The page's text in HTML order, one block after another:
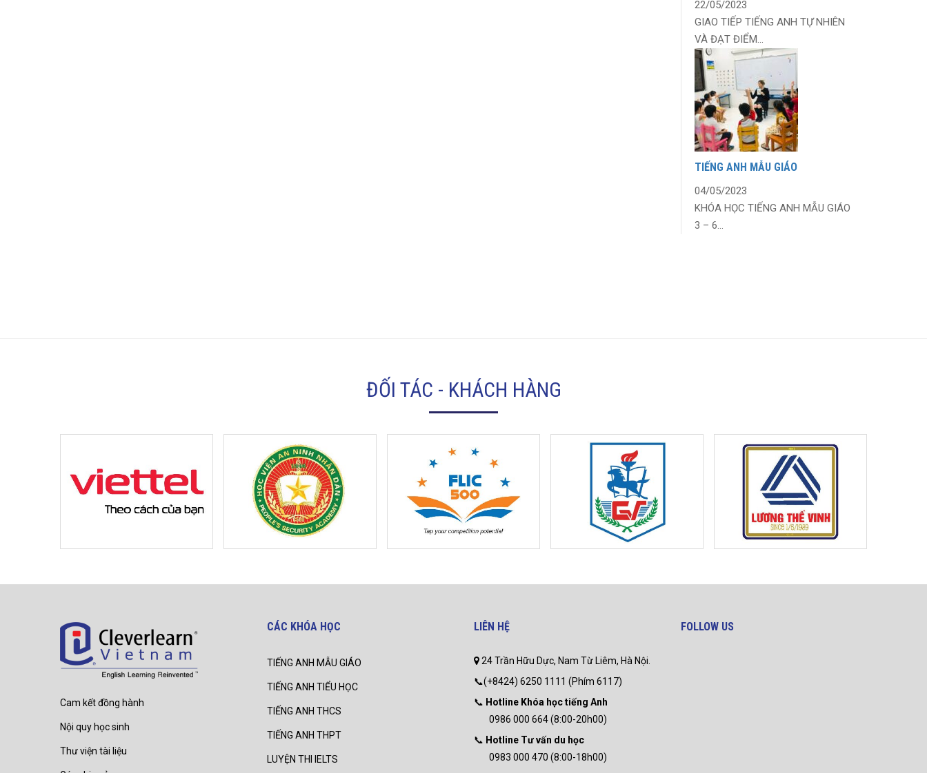
22/05/2023
GIAO TIẾP TIẾNG ANH TỰ NHIÊN
VÀ ĐẠT ĐIỂM...
TIẾNG ANH MẪU GIÁO
04/05/2023
KHÓA HỌC TIẾNG ANH MẪU GIÁO
3 – 6...
ĐỐI TÁC - KHÁCH HÀNG
Cam kết đồng hành
Nội quy học sinh
Thư viện tài liệu
CÁC KHÓA HỌC
TIẾNG ANH MẪU GIÁO
TIẾNG ANH TIỂU HỌC
TIẾNG ANH THCS
TIẾNG ANH THPT
LUYỆN THI IELTS
LIÊN HỆ
24 Trần Hữu Dực, Nam Từ Liêm, Hà Nội.
📞(+8424) 6250 1111 (Phím 6117)
📞 Hotline Khóa học tiếng Anh
0986 000 664 (8:00-20h00)
📞 Hotline Tư vấn du học
0983 000 470 (8:00-18h00)
FOLLOW US